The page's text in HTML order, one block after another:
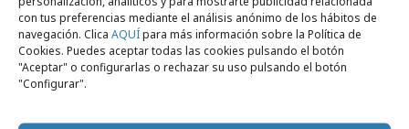
con tus preferencias mediante el análisis anónimo de los hábitos de
navegación. Clica AQUÍpara más información sobre la Política de
Cookies. Puedes aceptar todas las cookies pulsando el botón
"Aceptar" o configurarlas o rechazar su uso pulsando el botón
"Configurar".
viernes, 20 de marzo 2026